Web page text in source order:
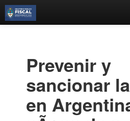
Estantes Virtuales
Prevenir y
sancionar
en